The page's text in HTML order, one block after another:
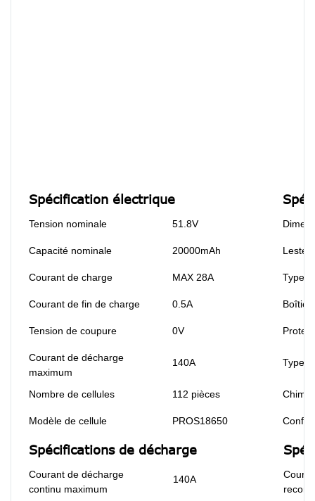
Spécification électrique
Tension nominale 51.8V
Capacité nominale 20000mAh Lester
Courant de charge MAX 28A Type
Courant de fin de charge 0.5A Boîtier
Tension de coupure 0V
Courant de décharge
maximum
140A Type
Nombre de cellules 112 pièces Chimie
Modèle de cellule PROS18650
Spécifications de décharge
Courant de décharge
continu maximum
140A